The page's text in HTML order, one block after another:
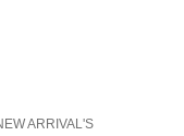
ARRIVAL'S